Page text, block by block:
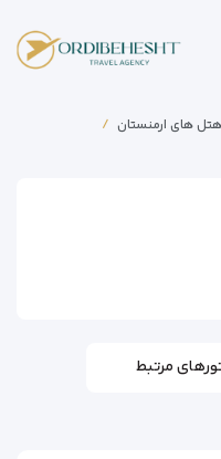
هتل های ارمنستان
مرتبط